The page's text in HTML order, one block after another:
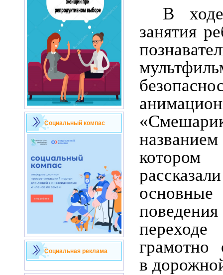
Социальный компас
Социальная реклама
В ходе
занятия
грамотно
в